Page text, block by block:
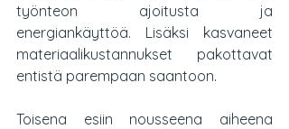
työnteon ajoitusta ja
energiankäyttöä. Lisäksi kasvaneet
materiaalikustannukset pakottavat
entistä parempaan saantoon.
Toisena esiin nousseena aiheena